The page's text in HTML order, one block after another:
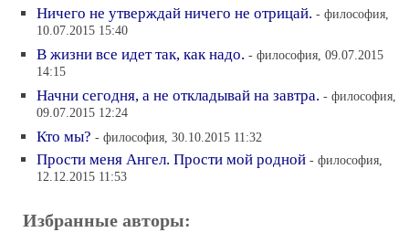
Ничего не утверждай ничего не отрицай. - философия,
10.07.2015 15:40
В жизни все идет так, как надо. - философия, 09.07.2015
14:15
Начни сегодня, а не откладывай на завтра. - философия,
09.07.2015 12:24
Кто мы? - философия, 30.10.2015 11:32
Прости меня Ангел. Прости мой родной - философия,
12.12.2015 11:53
Избранные авторы: